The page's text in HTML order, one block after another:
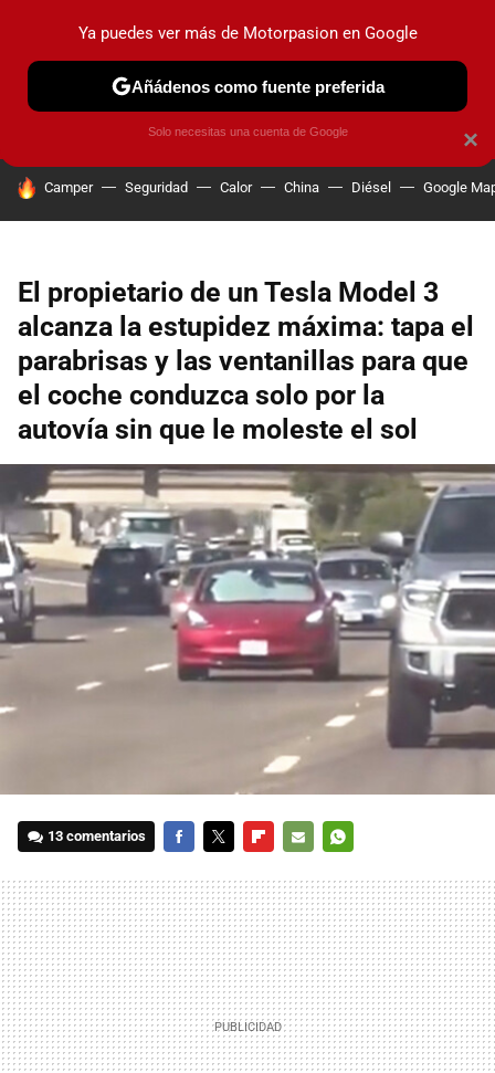
PRUEBAS COCHES ELÉCTRICOS OBSERVATORIO
HOY SE HABLA DE
Camper Seguridad Calor China Diésel Google
El propietario de un Tesla Model 3
alcanza la estupidez máxima: tapa el
parabrisas y las ventanillas para que
el coche conduzca solo por la
autovía sin que le moleste el sol
13 comentarios
MAIL
×
Ya puedes ver más de Motorpasion en Google
Añádenos como fuente preferida
Solo necesitas una cuenta de Google